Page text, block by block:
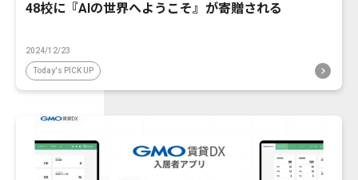
48校に『AIの世界へようこそ』が寄贈される
2024/12/23
Today's PICK UP